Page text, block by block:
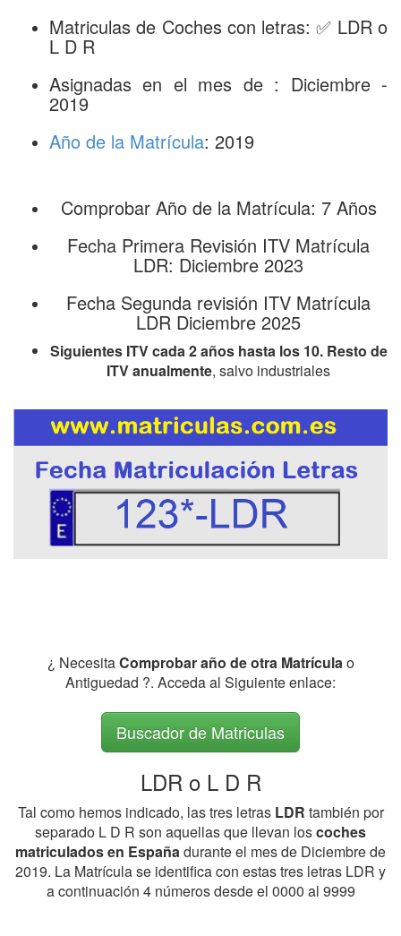
Matriculas de Coches con letras: ✅ LDR o
L D R
Asignadas en el mes de : Diciembre -
2019
Año de la Matrícula: 2019
Comprobar Año de la Matrícula: 7 Años
Fecha Primera Revisión ITV Matrícula
LDR: Diciembre 2023
Fecha Segunda revisión ITV Matrícula
LDR Diciembre 2025
Siguientes ITV cada 2 años hasta los 10. Resto de
ITV anualmente, salvo industriales
¿ NecesitaComprobar año de otra Matrículao
Antiguedad ?. Acceda al Siguiente enlace:
Buscador de Matriculas
LDR o L D R
Tal como hemos indicado, las tres letras LDR también por
separado L D R son aquellas que llevan loscoches
matriculados en Españadurante el mes de Diciembre de
2019. La Matrícula se identifica con estas tres letras LDR y
a continuación 4 números desde el 0000 al 9999